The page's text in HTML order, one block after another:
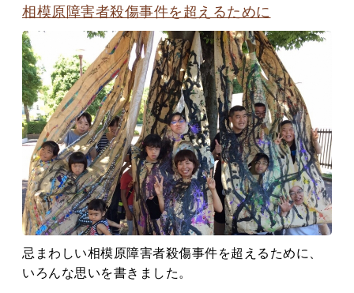
相模原障害者殺傷事件を超えるために
忌まわしい相模原障害者殺傷事件を超えるために、
いろんな思いを書きました。